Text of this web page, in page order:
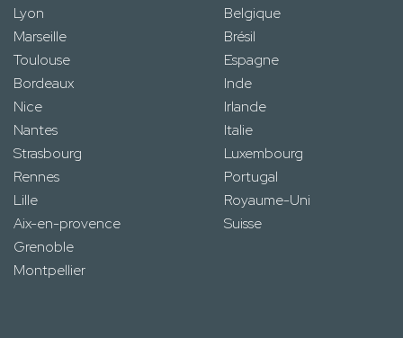
Lyon
Marseille
Toulouse
Bordeaux
Nice
Nantes
Strasbourg
Rennes
Lille
Aix-en-provence
Grenoble
Montpellier
Belgique
Brésil
Espagne
Inde
Irlande
Italie
Luxembourg
Portugal
Royaume-Uni
Suisse